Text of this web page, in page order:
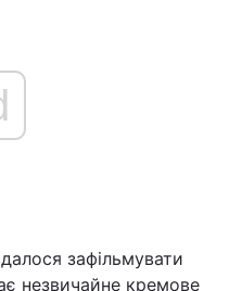
Політика
зафільмувати
незвичайне кремове